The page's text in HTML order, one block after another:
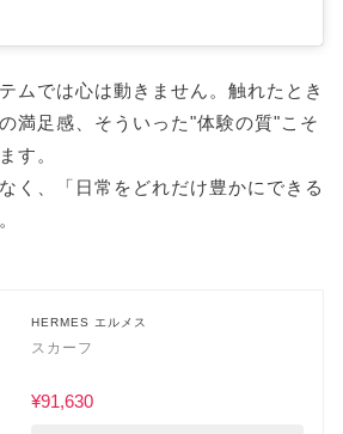
ムでは心は動きません。触れたとき
満足感、そういった"体験の質"こそ
す。
く、「日常をどれだけ豊かにできる
HERMES エルメス
スカーフ
¥91,630